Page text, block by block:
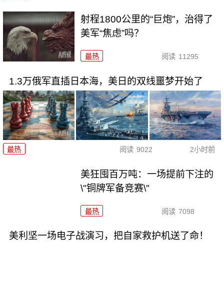
射程1800公里的“巨炮”，治得了
美军“焦虑”吗？
最热 阅读 11295
1.3万俄军直插日本海，美日的双线噩梦开始了
最热 阅读 9022 2小时前
美狂囤百万吨：一场提前下注的
\"铜牌军备竞赛\"
最热 阅读 7098
美利坚一场电子战演习，把自家救护机送了命！